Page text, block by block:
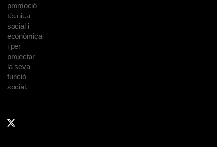
promoció
tècnica,
social i
econòmica
i per
projectar
la seva
funció
social.